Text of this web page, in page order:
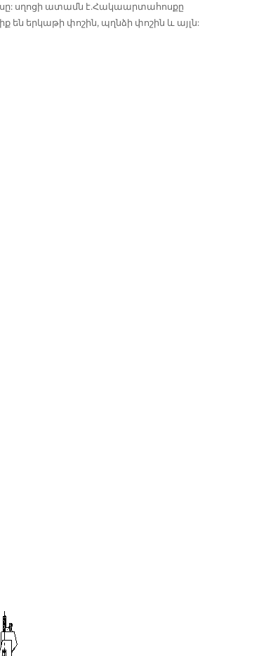
սղոցի ատամն է.Հակաարտահոսքը
են երկաթի փոշին, պղնձի փոշին և այլն: